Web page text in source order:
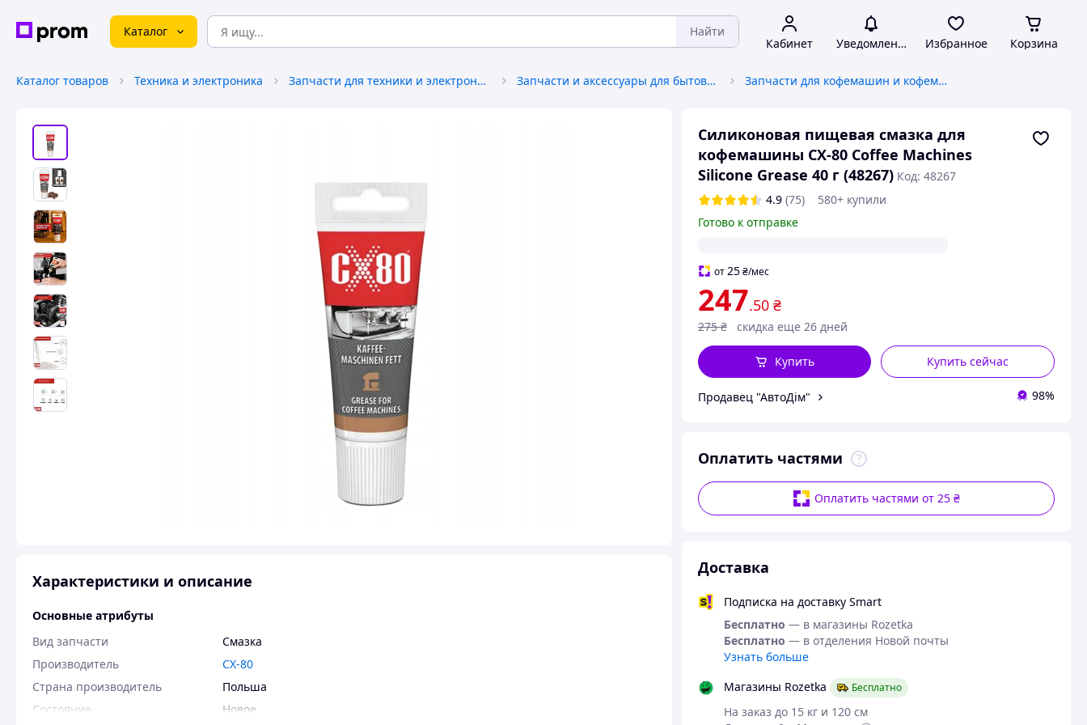
Каталог Найти
Кабинет Уведомления Избранное Корзина
Каталог товаров Техника и электроника Запчасти для техники и электроники Запчасти и аксессуары для бытовой техники Запчасти для кофемашин и кофемолок
Cиликоновая пищевая cмазка для
кофемашины CX-80 Coffee Machines
Silicone Grease 40 г (48267) Код: 48267
4.9 (75)
580+ купили
Готово к отправке
от25 ₴/мес
247.50 ₴
275 ₴ скидка еще 26 дней
Купить сейчас
Купить
Продавец "АвтоДім" 98%
Оплатить частями
Оплатить частями от 25 ₴
Доставка
Подписка на доставку Smart
Бесплатно — в магазины Rozetka
Бесплатно — в отделения Новой почты
Узнать больше
Магазины Rozetka
Бесплатно
На заказ до 15 кг и 120 см
Характеристики и описание
Основные атрибуты
Вид запчасти
Смазка
Производитель
CX-80
Страна производитель
Польша
Состояние
Новое